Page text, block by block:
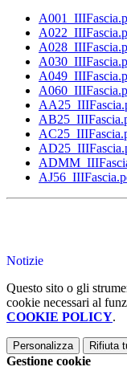
Notizie
Questo sito o gli
cookie necessari al
COOKIE POLICY.
Personalizza Rifiuta
Gestione cookie